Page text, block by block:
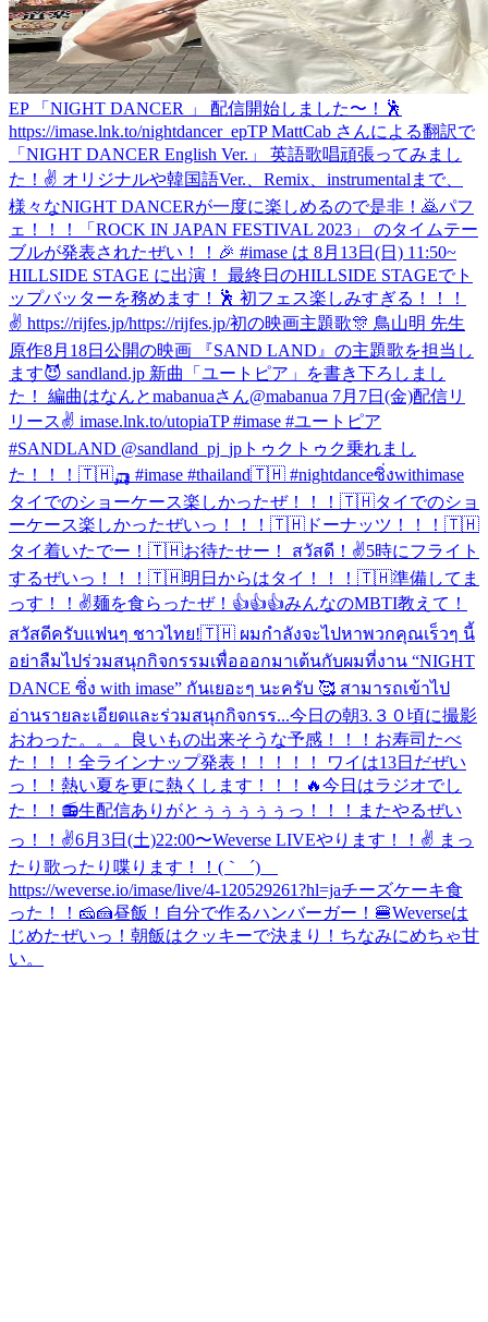
EP 「NIGHT DANCER 」 配信開始しました〜！🕺
https://imase.lnk.to/nightdancer_epTP MattCab さんによる翻訳で
「NIGHT DANCER English Ver.」 英語歌唱頑張ってみまし
た！✌️ オリジナルや韓国語Ver.、Remix、instrumentalまで、
様々なNIGHT DANCERが一度に楽しめるので是非！🙇パフ
ェ！！！
「ROCK IN JAPAN FESTIVAL 2023」 のタイムテー
ブルが発表されたぜい！！🎉 #imase は 8月13日(日) 11:50~
HILLSIDE STAGE に出演！ 最終日のHILLSIDE STAGEでト
ップバッターを務めます！🕺 初フェス楽しみすぎる！！！
✌️ https://rijfes.jp/https://rijfes.jp/初の映画主題歌🎊 鳥山明 先生
原作8月18日公開の映画 『SAND LAND』の主題歌を担当し
ます😈 sandland.jp 新曲「ユートピア」を書き下ろしまし
た！ 編曲はなんとmabanuaさん@mabanua 7月7日(金)配信リ
リース✌️ imase.lnk.to/utopiaTP #imase #ユートピア
#SANDLAND @sandland_pj_jp トゥクトゥク乗れまし
た！！！🇹🇭🛺 #imase #thailand🇹🇭 #nightdanceซิ่งwithimase
タイでのショーケース楽しかったぜ！！！🇹🇭タイでのショ
ーケース楽しかったぜいっ！！！🇹🇭 ドーナッツ！！！🇹🇭
タイ着いたでー！🇹🇭お待たせー！ สวัสดี！✌️5時にフライト
するぜいっ！！！🇹🇭明日からはタイ！！！🇹🇭準備してま
っす！！✌️麺を食らったぜ！ 👍👍👍みんなのMBTI教えて！
สวัสดีครับแฟนๆ ชาวไทย!🇹🇭 ผมกำลังจะไปหาพวกคุณเร็วๆ นี้
อย่าลืมไปร่วมสนุกกิจกรรมเพื่อออกมาเต้นกับผมที่งาน “NIGHT
DANCE ซิ่ง with imase” กันเยอะๆ นะครับ 🥰 สามารถเข้าไป
อ่านรายละเอียดและร่วมสนุกกิจกรร...今日の朝3.３０頃に撮影
おわった。。。良いもの出来そうな予感！！！ お寿司たべ
た！！！ 全ラインナップ発表！！！！！ ワイは13日だぜい
っ！！熱い夏を更に熱くします！！！🔥今日はラジオでし
た！！📻生配信ありがとぅぅぅぅぅっ！！！またやるぜい
っ！！✌️6月3日(土)22:00〜Weverse LIVEやります！！✌️ まっ
たり歌ったり喋ります！！(｀_´)ゞ
https://weverse.io/imase/live/4-120529261?hl=jaチーズケーキ食
った！！🧀🍰昼飯！自分で作るハンバーガー！🍔Weverseは
じめたぜいっ！朝飯はクッキーで決まり！ちなみにめちゃ甘
い。